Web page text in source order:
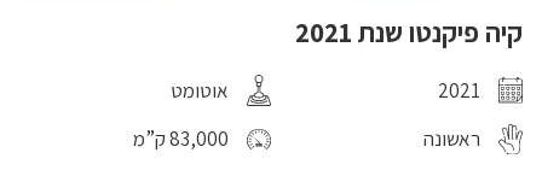
קיה פיקנטו שנת 2021
2021
אוטומט
ראשונה
83,000 ק”מ